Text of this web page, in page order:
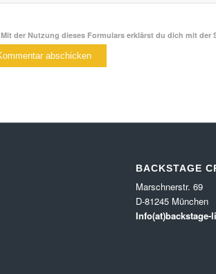
Mit der Nutzung dieses Formulars erklärst du dich mit
BACKSTAGE
Marschnerstr. 69
D-81245 München